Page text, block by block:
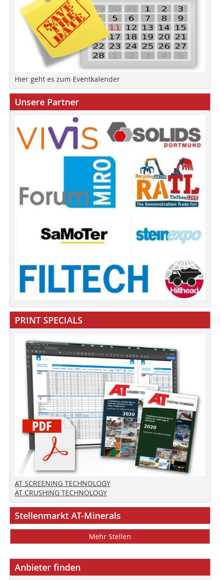
Hier geht es zum Eventkalender
Unsere Partner
PRINT SPECIALS
AT SCREENING TECHNOLOGY
AT CRUSHING TECHNOLOGY
Stellenmarkt AT-Minerals
Mehr Stellen
Anbieter finden